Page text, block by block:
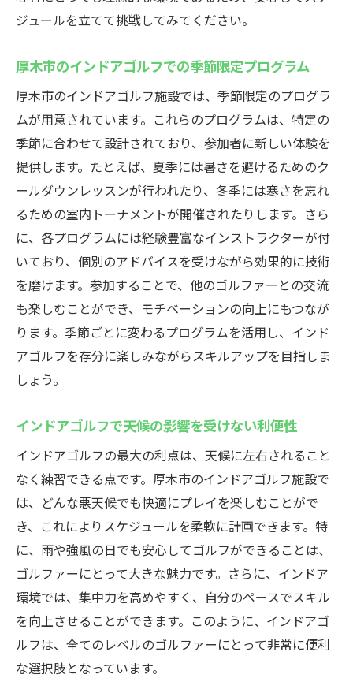
ジュールを立てて挑戦してみてください。
厚木市のインドアゴルフでの季節限定プログラム
厚木市のインドアゴルフ施設では、季節限定のプログラ
ムが用意されています。これらのプログラムは、特定の
季節に合わせて設計されており、参加者に新しい体験を
提供します。たとえば、夏季には暑さを避けるためのク
ールダウンレッスンが行われたり、冬季には寒さを忘れ
るための室内トーナメントが開催されたりします。さら
に、各プログラムには経験豊富なインストラクターが付
いており、個別のアドバイスを受けながら効果的に技術
を磨けます。参加することで、他のゴルファーとの交流
も楽しむことができ、モチベーションの向上にもつなが
ります。季節ごとに変わるプログラムを活用し、インド
アゴルフを存分に楽しみながらスキルアップを目指しま
しょう。
インドアゴルフで天候の影響を受けない利便性
インドアゴルフの最大の利点は、天候に左右されること
なく練習できる点です。厚木市のインドアゴルフ施設で
は、どんな悪天候でも快適にプレイを楽しむことがで
き、これによりスケジュールを柔軟に計画できます。特
に、雨や強風の日でも安心してゴルフができることは、
ゴルファーにとって大きな魅力です。さらに、インドア
環境では、集中力を高めやすく、自分のペースでスキル
を向上させることができます。このように、インドアゴ
ルフは、全てのレベルのゴルファーにとって非常に便利
な選択肢となっています。